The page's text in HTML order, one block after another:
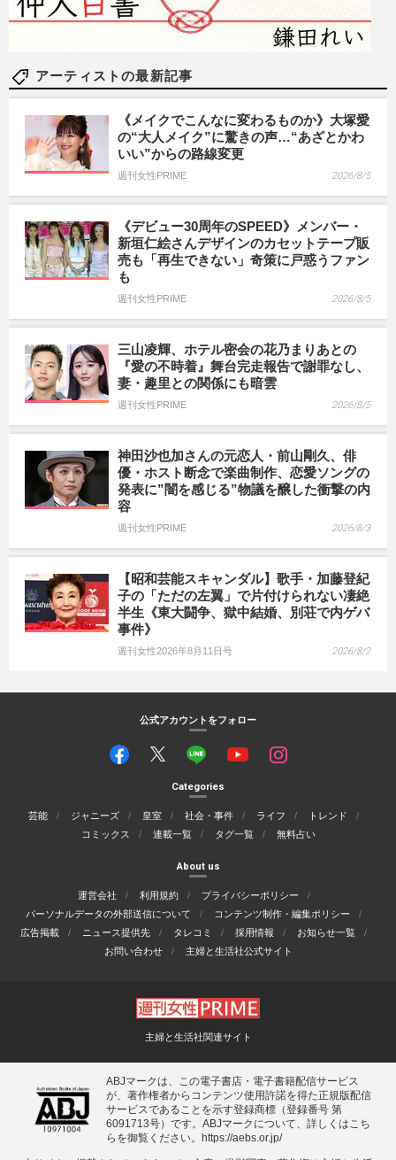
アーティストの最新記事
《メイクでこんなに変わるものか》大塚愛
の“大人メイク”に驚きの声…“あざとかわ
いい”からの路線変更
週刊女性PRIME 2026/8/5
《デビュー30周年のSPEED》メンバー・
新垣仁絵さんデザインのカセットテープ販
売も「再生できない」奇策に戸惑うファン
も
週刊女性PRIME 2026/8/5
三山凌輝、ホテル密会の花乃まりあとの
『愛の不時着』舞台完走報告で謝罪なし、
妻・趣里との関係にも暗雲
週刊女性PRIME 2026/8/5
神田沙也加さんの元恋人・前山剛久、俳
優・ホスト断念で楽曲制作、恋愛ソングの
発表に”闇を感じる”物議を醸した衝撃の内
容
週刊女性PRIME 2026/8/3
【昭和芸能スキャンダル】歌手・加藤登紀
子の「ただの左翼」で片付けられない凄絶
半生《東大闘争、獄中結婚、別荘で内ゲバ
事件》
週刊女性2026年8月11日号 2026/8/2
公式アカウントをフォロー
Categories
芸能 ジャニーズ 皇室 社会・事件 ライフ
トレンド
コミックス
連載一覧 タグ一覧 無料占い
About us
運営会社 利用規約
プライバシーポリシー
パーソナルデータの外部送信について
コンテンツ制作・編集ポリシー
広告掲載
ニュース提供先 タレコミ 採用情報
お知らせ一覧
お問い合わせ
主婦と生活社公式サイト
主婦と生活社関連サイト
ABJマークは、この電子書店・電子書籍配信サービス
が、著作権者からコンテンツ使用許諾を得た正規版配信
サービスであることを示す登録商標（登録番号 第
6091713号）です。ABJマークについて、詳しくはこち
らを御覧ください。
https://aebs.or.jp/